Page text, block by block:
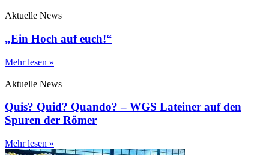
Aktuelle News
„Ein Hoch auf euch!“
Mehr lesen »
Aktuelle News
Quis? Quid? Quando? – WGS Lateiner auf den
Spuren der Römer
Mehr lesen »